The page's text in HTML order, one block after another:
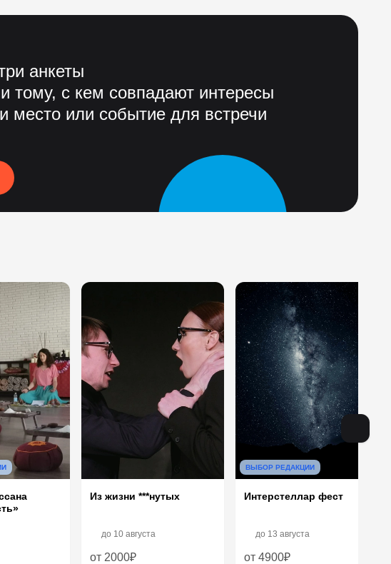
анкеты
тому, с кем совпадают интересы
место или событие для встречи
Из жизни ***нутых
до 10 августа
от 2000₽
ВЫБОР РЕДАКЦИИ
Интерстеллар фест
до 13 августа
от 4900₽